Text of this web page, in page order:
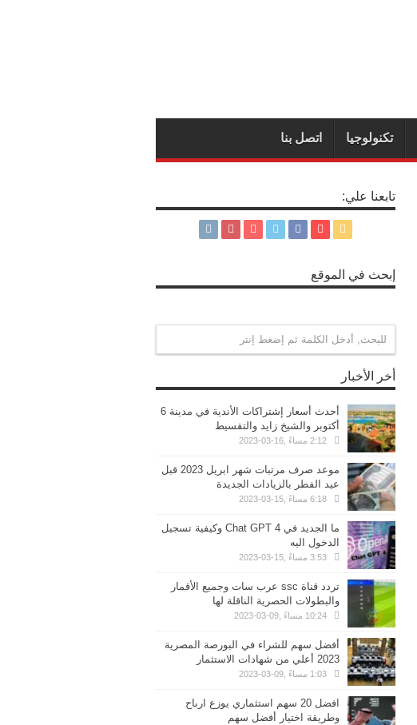
تكنولوجيا اتصل بنا
تابعنا علي:
إبحث في الموقع
أخر الأخبار
أحدث أسعار إشتراكات الأندية في مدينة 6
أكتوبر والشيخ زايد والتقسيط
2:12 مساءً ,16-03-2023
موعد صرف مرتبات شهر ابريل 2023 قبل
عيد الفطر بالزيادات الجديدة
6:18 مساءً ,15-03-2023
ما الجديد في Chat GPT 4 وكيفية تسجيل
الدخول اليه
3:53 مساءً ,15-03-2023
تردد قناة ssc عرب سات وجميع الأقمار
والبطولات الحصرية الناقلة لها
10:24 مساءً ,09-03-2023
أفضل سهم للشراء في البورصة المصرية
2023 أعلي من شهادات الاستثمار
1:03 مساءً ,09-03-2023
افضل 20 سهم استثماري يوزع ارباح
وطريقة اختيار أفضل سهم